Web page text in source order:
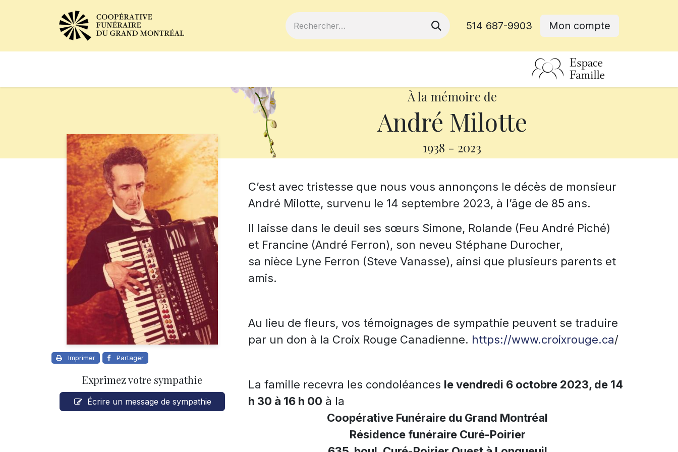
514 687-9903 Mon compte
À la mémoire de
André Milotte
1938 - 2023
Imprimer Partager
Exprimez votre sympathie
Écrire un message de sympathie
C’est avec tristesse que nous vous annonçons le décès de monsieur
André Milotte, survenu le 14 septembre 2023, à l’âge de 85 ans.
Il laisse dans le deuil ses sœurs Simone, Rolande (Feu André Piché)
et Francine (André Ferron), son neveu Stéphane Durocher,
sa nièce Lyne Ferron (Steve Vanasse), ainsi que plusieurs parents et
amis.
Au lieu de fleurs, vos témoignages de sympathie peuvent se traduire
par un don à la Croix Rouge Canadienne. https://www.croixrouge.ca/
La famille recevra les condoléances le vendredi 6 octobre 2023, de 14
h 30 à 16 h 00 à la
Coopérative Funéraire du Grand Montréal
Résidence funéraire Curé-Poirier